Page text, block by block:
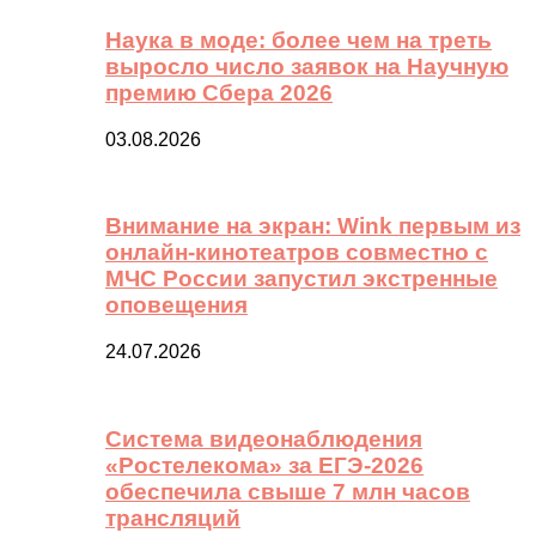
Наука в моде: более чем на треть
выросло число заявок на Научную
премию Сбера 2026
03.08.2026
Внимание на экран: Wink первым из
онлайн-кинотеатров совместно с
МЧС России запустил экстренные
оповещения
24.07.2026
Система видеонаблюдения
«Ростелекома» за ЕГЭ-2026
обеспечила свыше 7 млн часов
трансляций